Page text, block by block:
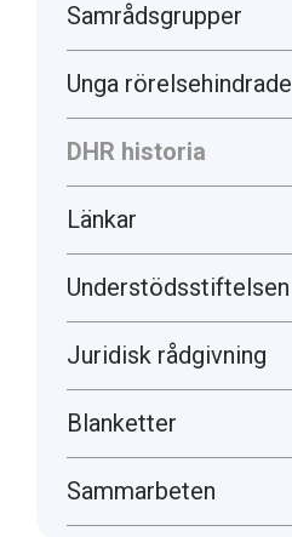
Samrådsgrupper
Unga rörelsehindrade
DHR historia
Länkar
Understödsstiftelsen
Juridisk rådgivning
Blanketter
Sammarbeten